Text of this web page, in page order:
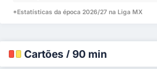
*Estatísticas da época 2026/27 na Liga MX
Cartões / 90 min